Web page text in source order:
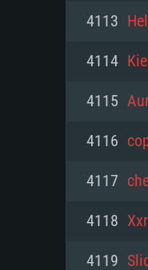
프로세서
메모리:
그래픽
해상도:
네트워
여유 저
프로세
(Mac),
의 AMD/
네트워
여유 저
프로세서
메모리: 4
그래픽
와 동급
지원하
4113
4114
4115
4116
4117
4118
4119